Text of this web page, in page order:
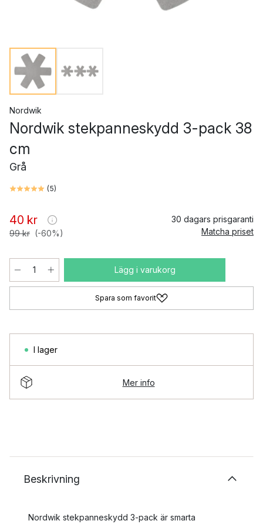
Nordwik
Nordwik stekpanneskydd 3-pack 38
cm
Grå
(5)
40 kr
99 kr (-60%)
30 dagars prisgaranti
Matcha priset
Lägg i varukorg
Spara som favorit
I lager
Mer info
Beskrivning
Nordwik stekpanneskydd 3-pack är smarta